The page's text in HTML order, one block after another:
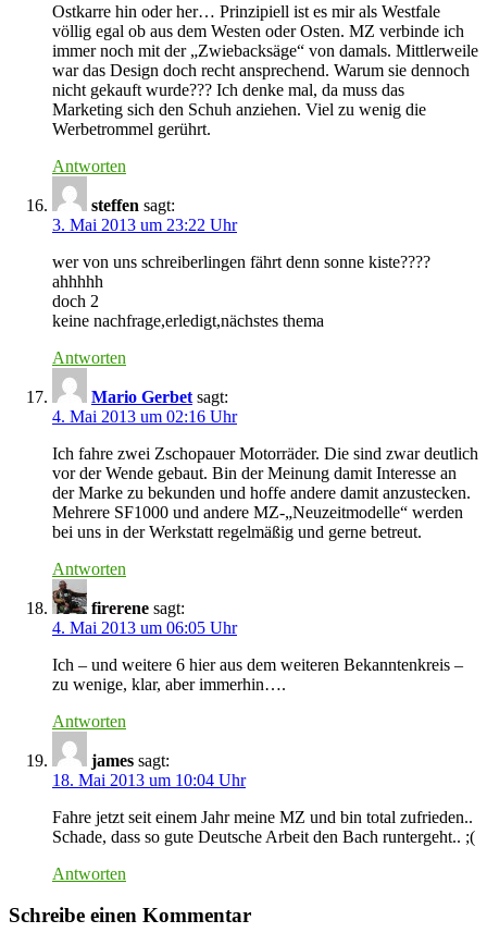
Ostkarre hin oder her… Prinzipiell ist es mir als Westfale
völlig egal ob aus dem Westen oder Osten. MZ verbinde ich
immer noch mit der „Zwiebacksäge“ von damals. Mittlerweile
war das Design doch recht ansprechend. Warum sie dennoch
nicht gekauft wurde??? Ich denke mal, da muss das
Marketing sich den Schuh anziehen. Viel zu wenig die
Werbetrommel gerührt.
Antworten
steffen sagt:
3. Mai 2013 um 23:22 Uhr
wer von uns schreiberlingen fährt denn sonne kiste????
ahhhhh
doch 2
keine nachfrage,erledigt,nächstes thema
Antworten
Mario Gerbet sagt:
4. Mai 2013 um 02:16 Uhr
Ich fahre zwei Zschopauer Motorräder. Die sind zwar deutlich
vor der Wende gebaut. Bin der Meinung damit Interesse an
der Marke zu bekunden und hoffe andere damit anzustecken.
Mehrere SF1000 und andere MZ-„Neuzeitmodelle“ werden
bei uns in der Werkstatt regelmäßig und gerne betreut.
Antworten
firerene sagt:
4. Mai 2013 um 06:05 Uhr
Ich – und weitere 6 hier aus dem weiteren Bekanntenkreis –
zu wenige, klar, aber immerhin….
Antworten
james sagt:
18. Mai 2013 um 10:04 Uhr
Fahre jetzt seit einem Jahr meine MZ und bin total zufrieden..
Schade, dass so gute Deutsche Arbeit den Bach runtergeht.. ;(
Antworten
Schreibe einen Kommentar